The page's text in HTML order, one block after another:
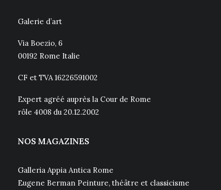
Galerie d’art
Via Boezio, 6
00192 Rome Italie
CF et TVA 16226591002
Expert agréé auprès la Cour de Rome
rôle 4008 du 20.12.2002
NOS MAGAZINES
Galleria Appia Antica Rome
Eugene Berman Peinture, théâtre et classicisme